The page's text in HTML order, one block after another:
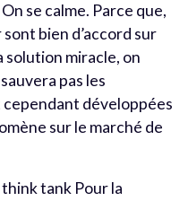
se calme. Parce que,
bien d’accord sur
solution miracle, on
pas les
développées
sur le marché de
tank Pour la